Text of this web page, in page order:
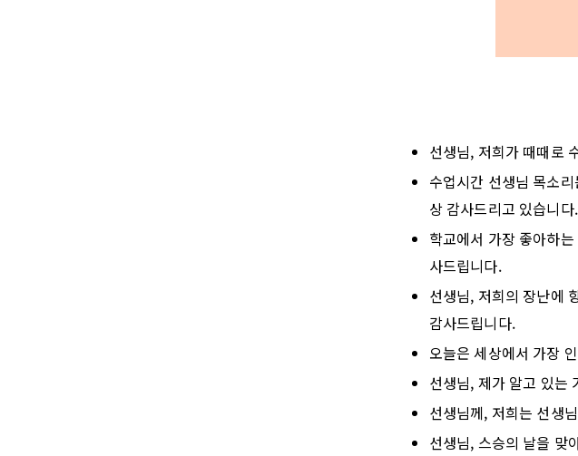
선생님, 저희가 때때로
수업시간 선생님 목소
상 감사드리고 있습니다.
학교에서 가장 좋아하
사드립니다.
선생님, 저희의 장난에
감사드립니다.
오늘은 세상에서 가장
선생님, 제가 알고 있는
선생님께, 저희는 선생
선생님, 스승의 날을 맞